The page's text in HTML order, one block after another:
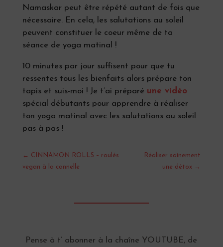
Namaskar peut être répété autant de fois que
nécessaire. En cela, les salutations au soleil
peuvent constituer le coeur même de ta
séance de yoga matinal !
10 minutes par jour suffisent pour que tu
ressentes tous les bienfaits alors prépare ton
tapis et suis-moi !Je t’ai préparé une vidéo
spécial débutants pour apprendre à réaliser
ton yoga matinal avec les salutations au soleil
pas à pas !
← CINNAMON ROLLS – roulés
vegan à la cannelle
Réaliser sainement
une détox →
Pense à t’ abonner à la chaîne YOUTUBE, de